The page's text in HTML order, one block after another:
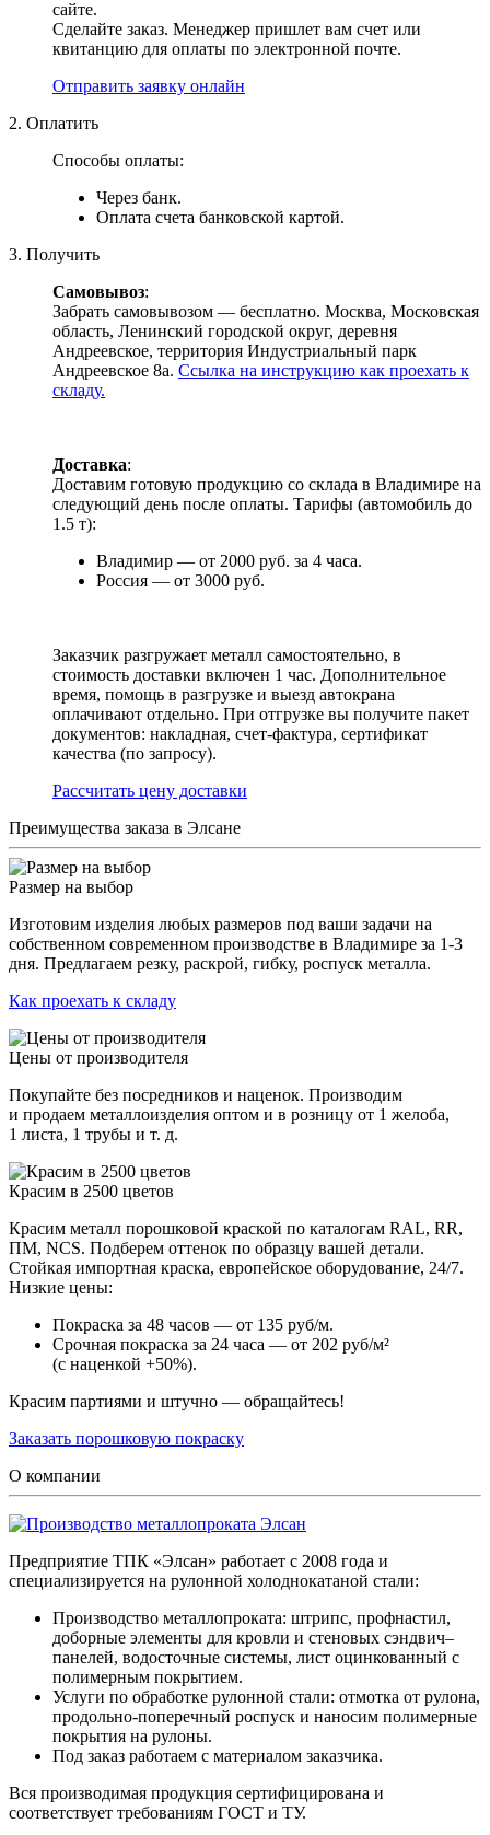
сайте.
Сделайте заказ. Менеджер пришлет вам счет или
квитанцию для оплаты по электронной почте.
Отправить заявку онлайн
2. Оплатить
Способы оплаты:
Через банк.
Оплата счета банковской картой.
3. Получить
Самовывоз:
Забрать самовывозом — бесплатно. Москва, Московская
область, Ленинский городской округ, деревня
Андреевское, территория Индустриальный парк
Андреевское 8а. Ссылка на инструкцию как проехать к
складу.
Доставка:
Доставим готовую продукцию со склада в Владимире на
следующий день после оплаты. Тарифы (автомобиль до
1.5 т):
Владимир — от 2000 руб. за 4 часа.
Россия — от 3000 руб.
Заказчик разгружает металл самостоятельно, в
стоимость доставки включен 1 час. Дополнительное
время, помощь в разгрузке и выезд автокрана
оплачивают отдельно. При отгрузке вы получите пакет
документов: накладная, счет-фактура, сертификат
качества (по запросу).
Раcсчитать цену доставки
Преимущества заказа в Элсане
Размер на выбор
Изготовим изделия любых размеров под ваши задачи на
собственном современном производстве в Владимире за 1-3
дня. Предлагаем резку, раскрой, гибку, роспуск металла.
Как проехать к складу
Цены от производителя
Покупайте без посредников и наценок. Производим
и продаем металлоизделия оптом и в розницу от 1 желоба,
1 листа, 1 трубы и т. д.
Красим в 2500 цветов
Красим металл порошковой краской по каталогам RAL, RR,
ПМ, NCS. Подберем оттенок по образцу вашей детали.
Стойкая импортная краска, европейское оборудование, 24/7.
Низкие цены:
Покраска за 48 часов — от 135 руб/м.
Срочная покраска за 24 часа — от 202 руб/м²
(с наценкой +50%).
Красим партиями и штучно — обращайтесь!
Заказать порошковую покраску
О компании
Предприятие ТПК «Элсан» работает с 2008 года и
специализируется на рулонной холоднокатаной стали:
Производство металлопроката: штрипс, профнастил,
доборные элементы для кровли и стеновых сэндвич–
панелей, водосточные системы, лист оцинкованный с
полимерным покрытием.
Услуги по обработке рулонной стали: отмотка от рулона,
продольно-поперечный роспуск и наносим полимерные
покрытия на рулоны.
Под заказ работаем с материалом заказчика.
Вся производимая продукция сертифицирована и
соответствует требованиям ГОСТ и ТУ.